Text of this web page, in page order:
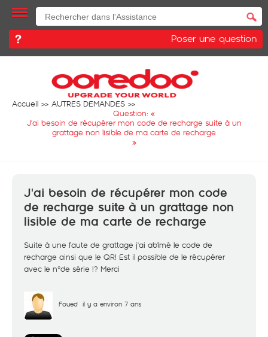
Poser une question
Accueil
AUTRES DEMANDES
Question: «
J'ai besoin de récupérer mon code de recharge suite à un
grattage non lisible de ma carte de recharge
»
J'ai besoin de récupérer mon code
de recharge suite à un grattage non
lisible de ma carte de recharge
Suite à une faute de grattage j'ai abîmé le code de
recharge ainsi que le QR! Est il possible de le récupérer
avec le n°de série !? Merci
Foued il y a environ 7 ans